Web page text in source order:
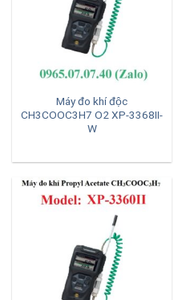
Máy đo khí độc
CH3COOC3H7 O2 XP-3368II-
W